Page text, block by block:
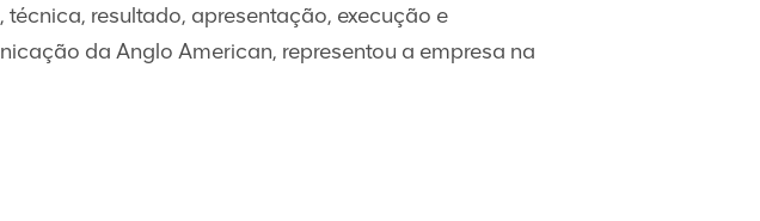
resultado, apresentação, execução e
da Anglo American, representou a empresa na